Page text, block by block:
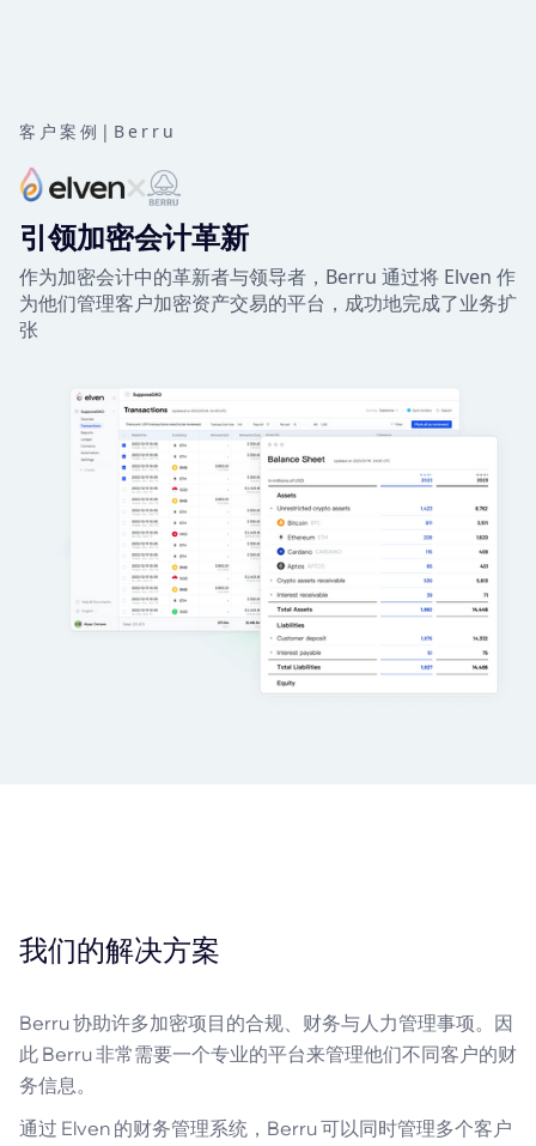
客户案例 | Berru
引领加密会计革新
作为加密会计中的革新者与领导者，Berru 通过将 Elven 作
为他们管理客户加密资产交易的平台，成功地完成了业务扩
张
我们的解决方案
Berru 协助许多加密项目的合规、财务与人力管理事项。因
此 Berru 非常需要一个专业的平台来管理他们不同客户的财
务信息。
通过 Elven 的财务管理系统，Berru 可以同时管理多个客户